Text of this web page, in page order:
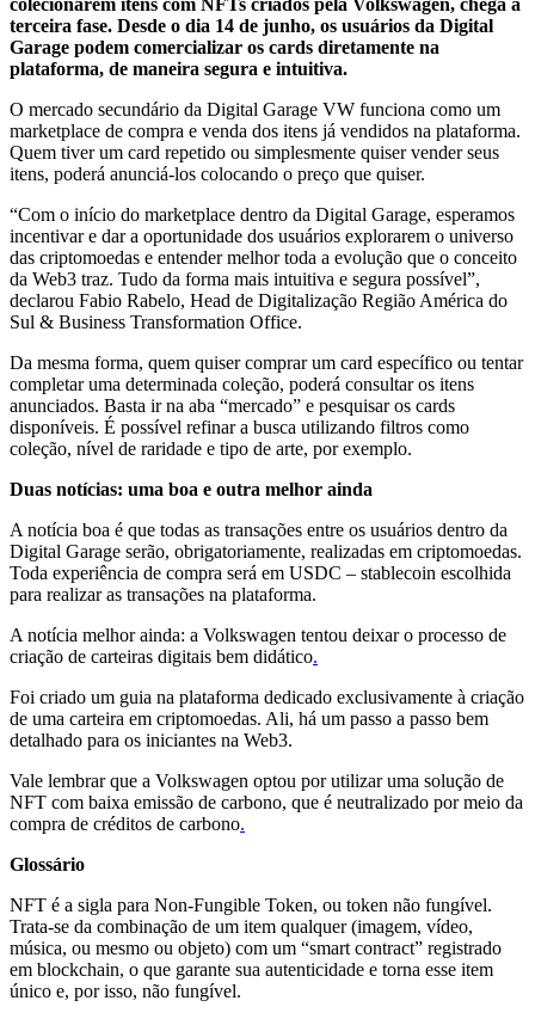
terceira fase. Desde o dia 14 de junho, os usuários da Digital
Garage podem comercializar os cards diretamente na
plataforma, de maneira segura e intuitiva.
O mercado secundário da Digital Garage VW funciona como um
marketplace de compra e venda dos itens já vendidos na plataforma.
Quem tiver um card repetido ou simplesmente quiser vender seus
itens, poderá anunciá-los colocando o preço que quiser.
“Com o início do marketplace dentro da Digital Garage, esperamos
incentivar e dar a oportunidade dos usuários explorarem o universo
das criptomoedas e entender melhor toda a evolução que o conceito
da Web3 traz. Tudo da forma mais intuitiva e segura possível”,
declarou Fabio Rabelo, Head de Digitalização Região América do
Sul & Business Transformation Office.
Da mesma forma, quem quiser comprar um card específico ou tentar
completar uma determinada coleção, poderá consultar os itens
anunciados. Basta ir na aba “mercado” e pesquisar os cards
disponíveis. É possível refinar a busca utilizando filtros como
coleção, nível de raridade e tipo de arte, por exemplo.
Duas notícias: uma boa e outra melhor ainda
A notícia boa é que todas as transações entre os usuários dentro da
Digital Garage serão, obrigatoriamente, realizadas em criptomoedas.
Toda experiência de compra será em USDC – stablecoin escolhida
para realizar as transações na plataforma.
A notícia melhor ainda: a Volkswagen tentou deixar o processo de
criação de carteiras digitais bem didático.
Foi criado um guia na plataforma dedicado exclusivamente à criação
de uma carteira em criptomoedas. Ali, há um passo a passo bem
detalhado para os iniciantes na Web3.
Vale lembrar que a Volkswagen optou por utilizar uma solução de
NFT com baixa emissão de carbono, que é neutralizado por meio da
compra de créditos de carbono.
Glossário
NFT é a sigla para Non-Fungible Token, ou token não fungível.
Trata-se da combinação de um item qualquer (imagem, vídeo,
música, ou mesmo ou objeto) com um “smart contract” registrado
em blockchain, o que garante sua autenticidade e torna esse item
único e, por isso, não fungível.